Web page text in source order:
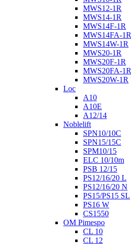
MWS12-1R
MWS14-1R
MWS14F-1R
MWS14FA-1R
MWS14W-1R
MWS20-1R
MWS20F-1R
MWS20FA-1R
MWS20W-1R
Loc
A10
A10E
A12/14
Noblelift
SPN10/10C
SPN15/15C
SPM10/15
ELC 10/10m
PSB 12/15
PS12/16/20 L
PS12/16/20 N
PS15/PS15 SL
PS16 W
CS1550
OM Pimespo
CL 10
CL 12